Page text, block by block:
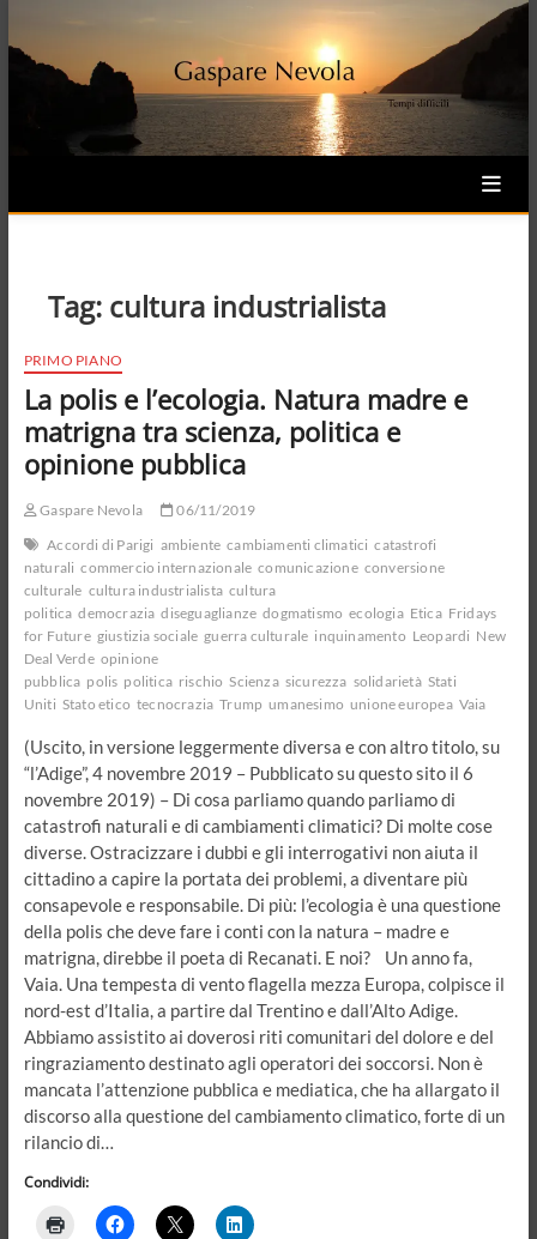
content
Tag: cultura industrialista
PRIMO PIANO
La polis e l’ecologia. Natura madre e
matrigna tra scienza, politica e
opinione pubblica
Gaspare Nevola
06/11/2019
Accordi di Parigi ambiente cambiamenti climatici catastrofi
naturali commercio internazionale comunicazione conversione
culturale cultura industrialista cultura
politica democrazia diseguaglianze dogmatismo ecologia Etica Fridays
for Future giustizia sociale guerra culturale inquinamento Leopardi New
Deal Verde opinione
pubblica polis politica rischio Scienza sicurezza solidarietà Stati
Uniti Stato etico tecnocrazia Trump umanesimo unione europea Vaia
(Uscito, in versione leggermente diversa e con altro titolo, su
“l’Adige”, 4 novembre 2019 – Pubblicato su questo sito il 6
novembre 2019) – Di cosa parliamo quando parliamo di
catastrofi naturali e di cambiamenti climatici? Di molte cose
diverse. Ostracizzare i dubbi e gli interrogativi non aiuta il
cittadino a capire la portata dei problemi, a diventare più
consapevole e responsabile. Di più: l’ecologia è una questione
della polis che deve fare i conti con la natura – madre e
matrigna, direbbe il poeta di Recanati. E noi? Un anno fa,
Vaia. Una tempesta di vento flagella mezza Europa, colpisce il
nord-est d’Italia, a partire dal Trentino e dall’Alto Adige.
Abbiamo assistito ai doverosi riti comunitari del dolore e del
ringraziamento destinato agli operatori dei soccorsi. Non è
mancata l’attenzione pubblica e mediatica, che ha allargato il
discorso alla questione del cambiamento climatico, forte di un
rilancio di…
Condividi: